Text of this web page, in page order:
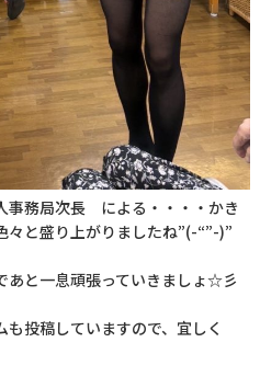
務局次長 による・・・・かき
と盛り上がりましたね”(-“”-)”
あと一息頑張っていきましょ☆彡
投稿していますので、宜しく